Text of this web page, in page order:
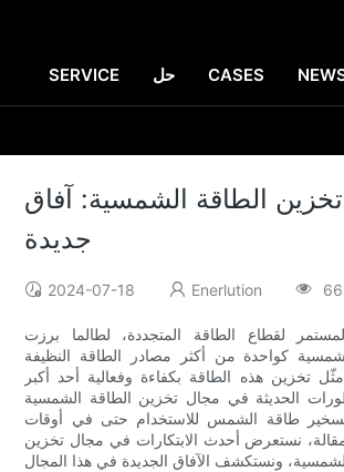
SERVICE حل CASES
تخزين الطاقة الشمسية: آفاق
جديدة
2024-07-18 Enerlution 66
لقطاع الطاقة المتجددة، لطالما برزت
كواحدة من أكثر مصادر الطاقة النظيفة
تخزين هذه الطاقة بكفاءة وفعالية أحد أكبر
الحديثة في مجال تخزين الطاقة الشمسية
طاقة الشمس للاستخدام حتى في أوقات
نستعرض أحدث الابتكارات في مجال تخزين